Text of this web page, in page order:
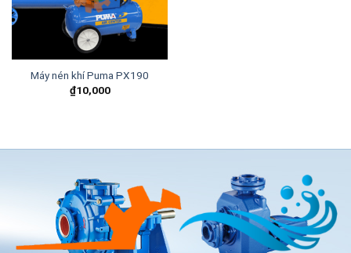
Máy nén khí Puma PX190
₫10,000